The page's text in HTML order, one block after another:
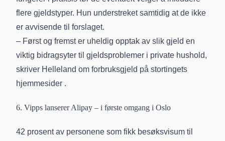
flere gjeldstyper. Hun understreket samtidig at de ikke
er avvisende til forslaget.
– Først og fremst er uheldig opptak av slik gjeld en
viktig bidragsyter til gjeldsproblemer i private hushold,
skriver Helleland om forbruksgjeld på stortingets
hjemmesider .
6. Vipps lanserer Alipay – i første omgang i Oslo
42 prosent av personene som fikk besøksvisum til